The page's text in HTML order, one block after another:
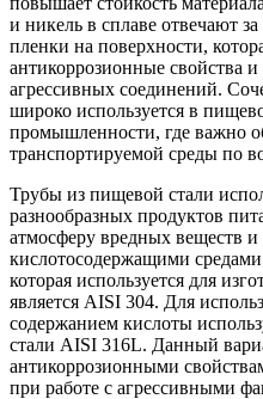
и никель в сплаве отвечают
пленки на поверхности,
антикоррозионные свойства
агрессивных соединений.
широко используется в
промышленности, где важно
транспортируемой среды по
Трубы из пищевой стали
разнообразных продуктов
атмосферу вредных веществ и
кислотосодержащими
которая используется для
является AISI 304. Для
содержанием кислоты
стали AISI 316L. Данный
антикоррозионными
при работе с агрессивными